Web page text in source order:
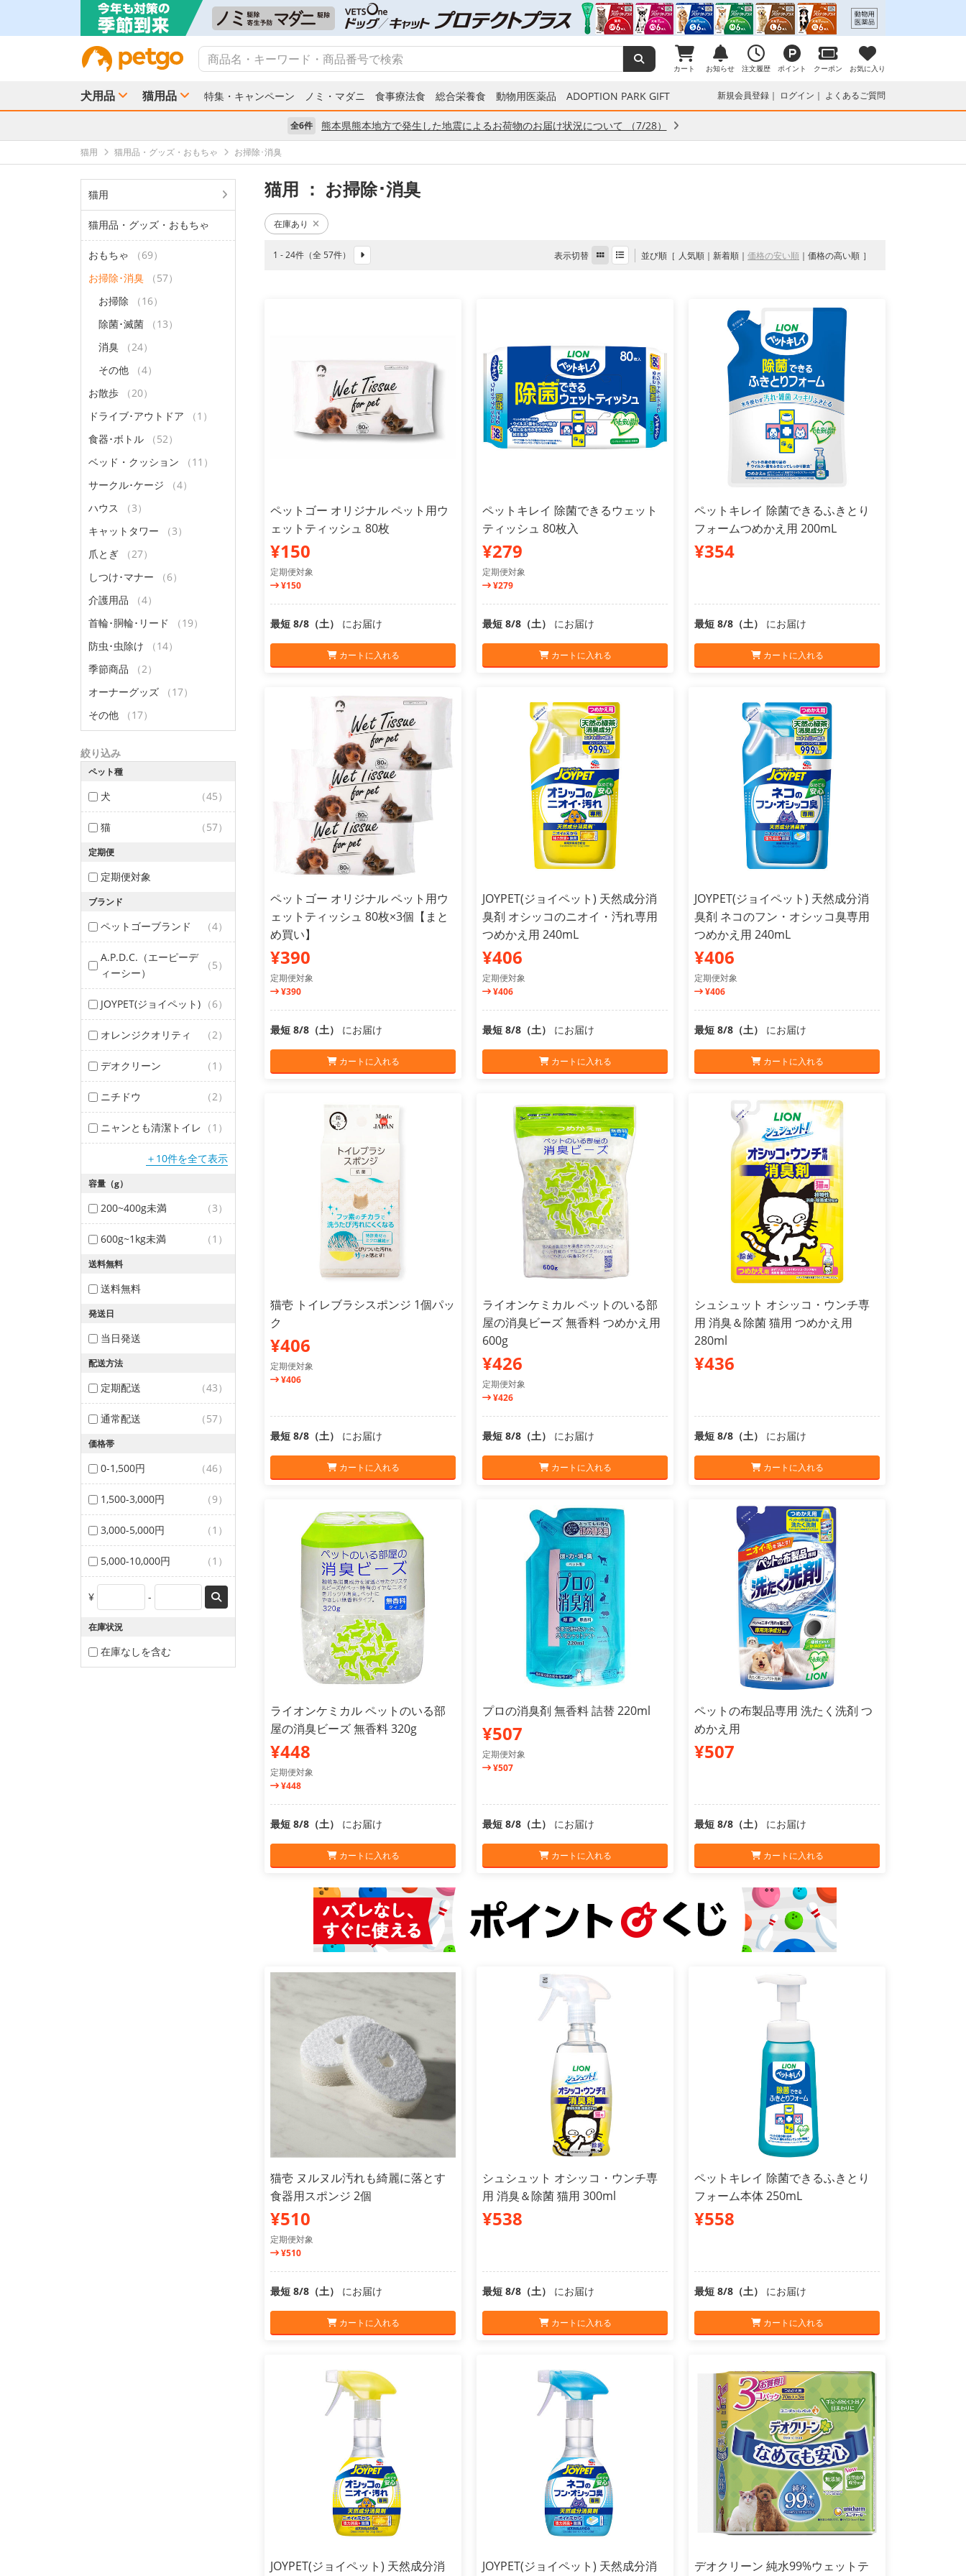
カート お知らせ 注文履歴 ポイント クーポン お気に入り
犬用品 猫用品 特集・キャンペーン ノミ・マダニ 食事療法食 総合栄養食 動物用医薬品 ADOPTION PARK GIFT 新規会員登録 ログイン よくあるご質問
全6件 熊本県熊本地方で発生した地震によるお荷物のお届け状況について （7/28）
猫用 猫用品・グッズ・おもちゃ お掃除･消臭
猫用
猫用品・グッズ・おもちゃ
おもちゃ
（69）
お掃除･消臭
（57）
お掃除
（16）
除菌･滅菌
（13）
消臭
（24）
その他
（4）
お散歩
（20）
ドライブ･アウトドア
（1）
食器･ボトル
（52）
ベッド・クッション
（11）
サークル･ケージ
（4）
ハウス
（3）
キャットタワー
（3）
爪とぎ
（27）
しつけ･マナー
（6）
介護用品
（4）
首輪･胴輪･リード
（19）
防虫･虫除け
（14）
季節商品
（2）
オーナーグッズ
（17）
その他
（17）
絞り込み
ペット種
犬 （45）
猫 （57）
定期便
定期便対象
ブランド
ペットゴーブランド （4）
A.P.D.C.（エーピーデ
ィーシー）
（5）
JOYPET(ジョイペット) （6）
オレンジクオリティ （2）
デオクリーン （1）
ニチドウ （2）
ニャンとも清潔トイレ （1）
＋10件を全て表示
容量（g）
200~400g未満 （3）
600g~1kg未満 （1）
送料無料
送料無料
発送日
当日発送
配送方法
定期配送 （43）
通常配送 （57）
価格帯
0-1,500円 （46）
1,500-3,000円 （9）
3,000-5,000円 （1）
5,000-10,000円 （1）
¥ -
在庫状況
在庫なしを含む
猫用 ： お掃除･消臭
在庫あり
1 - 24件（全 57件） 表示切替 並び順 人気順 新着順 価格の安い順 価格の高い順
ペットゴー オリジナル ペット用ウ
ェットティッシュ 80枚
¥150
定期便対象
¥150
最短 8/8（土） にお届け
カートに入れる
ペットキレイ 除菌できるウェット
ティッシュ 80枚入
¥279
定期便対象
¥279
最短 8/8（土） にお届け
カートに入れる
ペットキレイ 除菌できるふきとり
フォームつめかえ用 200mL
¥354
最短 8/8（土） にお届け
カートに入れる
ペットゴー オリジナル ペット用ウ
ェットティッシュ 80枚×3個【まと
め買い】
¥390
定期便対象
¥390
最短 8/8（土） にお届け
カートに入れる
JOYPET(ジョイペット) 天然成分消
臭剤 オシッコのニオイ・汚れ専用
つめかえ用 240mL
¥406
定期便対象
¥406
最短 8/8（土） にお届け
カートに入れる
JOYPET(ジョイペット) 天然成分消
臭剤 ネコのフン・オシッコ臭専用
つめかえ用 240mL
¥406
定期便対象
¥406
最短 8/8（土） にお届け
カートに入れる
猫壱 トイレブラシスポンジ 1個パッ
ク
¥406
定期便対象
¥406
最短 8/8（土） にお届け
カートに入れる
ライオンケミカル ペットのいる部
屋の消臭ビーズ 無香料 つめかえ用
600g
¥426
定期便対象
¥426
最短 8/8（土） にお届け
カートに入れる
シュシュット オシッコ・ウンチ専
用 消臭＆除菌 猫用 つめかえ用
280ml
¥436
最短 8/8（土） にお届け
カートに入れる
ライオンケミカル ペットのいる部
屋の消臭ビーズ 無香料 320g
¥448
定期便対象
¥448
最短 8/8（土） にお届け
カートに入れる
プロの消臭剤 無香料 詰替 220ml
¥507
定期便対象
¥507
最短 8/8（土） にお届け
カートに入れる
ペットの布製品専用 洗たく洗剤 つ
めかえ用
¥507
最短 8/8（土） にお届け
カートに入れる
猫壱 ヌルヌル汚れも綺麗に落とす
食器用スポンジ 2個
¥510
定期便対象
¥510
最短 8/8（土） にお届け
カートに入れる
シュシュット オシッコ・ウンチ専
用 消臭＆除菌 猫用 300ml
¥538
最短 8/8（土） にお届け
カートに入れる
ペットキレイ 除菌できるふきとり
フォーム本体 250mL
¥558
最短 8/8（土） にお届け
カートに入れる
JOYPET(ジョイペット) 天然成分消 JOYPET(ジョイペット) 天然成分消 デオクリーン 純水99%ウェットテ